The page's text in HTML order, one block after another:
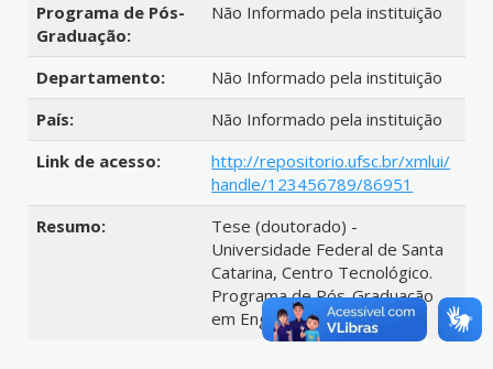
Programa de Pós-
Graduação:
Não Informado pela instituição
Departamento:
Não Informado pela instituição
País:
Não Informado pela instituição
Link de acesso:
http://repositorio.ufsc.br/xmlui/
handle/123456789/86951
Resumo:
Tese (doutorado) -
Universidade Federal de Santa
Catarina, Centro Tecnológico.
Programa de Pós-Graduação
em Engenharia Mecânica.